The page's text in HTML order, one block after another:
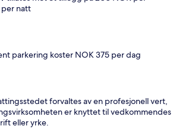
natt
parkering koster NOK 375 per dag
forvaltes av en profesjonell vert,
er knyttet til vedkommendes
eller yrke.